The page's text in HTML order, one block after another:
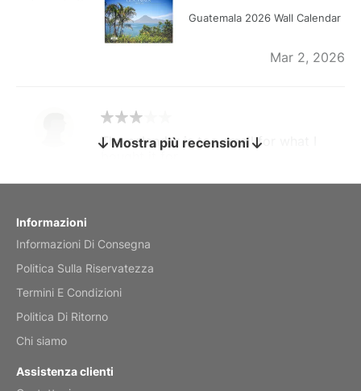
Guatemala 2026 Wall Calendar
Mar 2, 2026
by charles
The calendar is too small for what I
bought it for
by Anne
Mostra più recensioni
Informazioni
Informazioni Di Consegna
Politica Sulla Riservatezza
Termini E Condizioni
Politica Di Ritorno
Chi siamo
Assistenza clienti